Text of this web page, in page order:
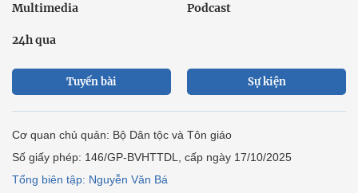
Multimedia Podcast
24h qua
Tuyến bài Sự kiện
Cơ quan chủ quản: Bộ Dân tộc và Tôn giáo
Số giấy phép: 146/GP-BVHTTDL, cấp ngày 17/10/2025
Tổng biên tập: Nguyễn Văn Bá